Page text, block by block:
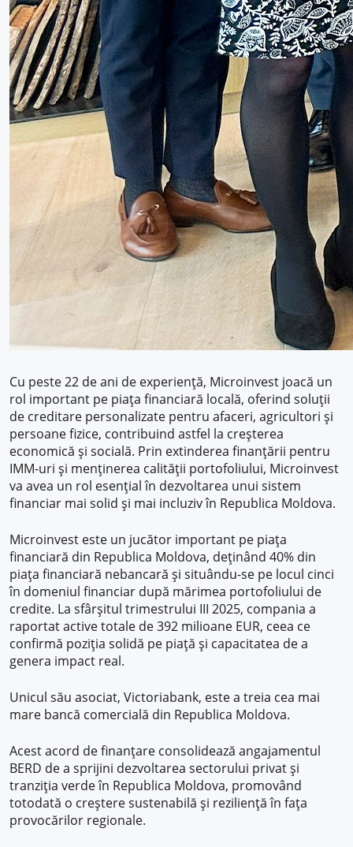
Cu peste 22 de ani de experiență, Microinvest joacă un
rol important pe piața financiară locală, oferind soluții
de creditare personalizate pentru afaceri, agricultori și
persoane fizice, contribuind astfel la creșterea
economică și socială. Prin extinderea finanțării pentru
IMM-uri și menținerea calității portofoliului, Microinvest
va avea un rol esențial în dezvoltarea unui sistem
financiar mai solid și mai incluziv în Republica Moldova.
Microinvest este un jucător important pe piața
financiară din Republica Moldova, deținând 40% din
piața financiară nebancară și situându-se pe locul cinci
în domeniul financiar după mărimea portofoliului de
credite. La sfârșitul trimestrului III 2025, compania a
raportat active totale de 392 milioane EUR, ceea ce
confirmă poziția solidă pe piață și capacitatea de a
genera impact real.
Unicul său asociat, Victoriabank, este a treia cea mai
mare bancă comercială din Republica Moldova.
Acest acord de finanțare consolidează angajamentul
BERD de a sprijini dezvoltarea sectorului privat și
tranziția verde în Republica Moldova, promovând
totodată o creștere sustenabilă și reziliență în fața
provocărilor regionale.